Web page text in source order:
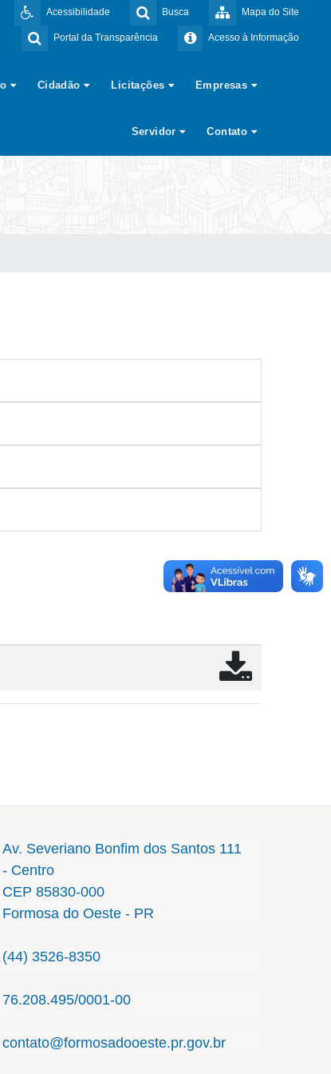
Mapa do Site
Busca
Acessibilidade
Acesso à Informação
Portal da Transparência
Cidadão Licitações Empresas
Servidor Contato
Av. Severiano Bonfim dos Santos 111
- Centro
CEP 85830-000
Formosa do Oeste - PR
(44) 3526-8350
76.208.495/0001-00
contato@formosadooeste.pr.gov.br